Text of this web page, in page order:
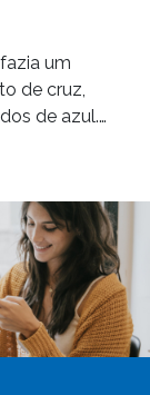
um
de cruz,
de azul.…